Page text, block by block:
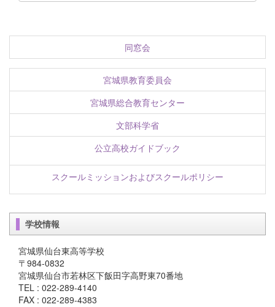
同窓会
宮城県教育委員会
宮城県総合教育センター
文部科学省
公立高校ガイドブック
スクールミッションおよびスクールポリシー
学校情報
宮城県仙台東高等学校
〒984-0832
宮城県仙台市若林区下飯田字高野東70番地
TEL : 022-289-4140
FAX : 022-289-4383